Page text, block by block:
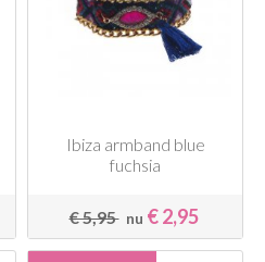
Ibiza armband blue
fuchsia
€ 5,95nu € 2,95